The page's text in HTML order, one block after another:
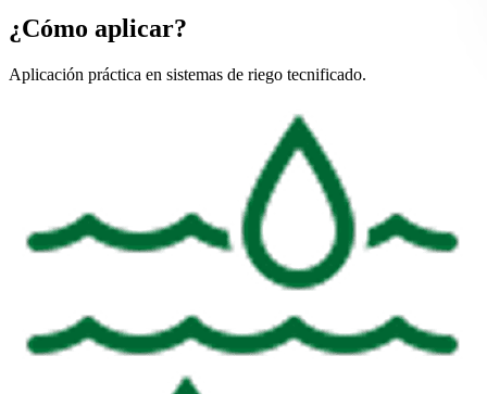
¿Cómo aplicar?
Aplicación práctica en sistemas de riego tecnificado.